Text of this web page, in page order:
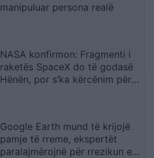
manipuluar persona realë
NASA konfirmon: Fragmenti i
raketës SpaceX do të godasë
Hënën, por s’ka kërcënim për
Google Earth mund të krijojë
pamje të rreme, ekspertët
paralajmërojnë për rrezikun e